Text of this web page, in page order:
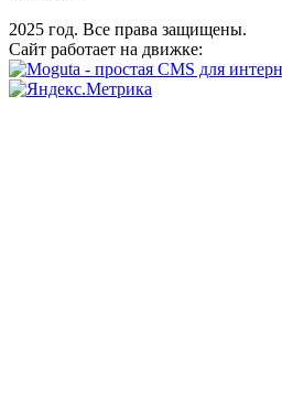
2025 год. Все права защищены.
Сайт работает на движке: